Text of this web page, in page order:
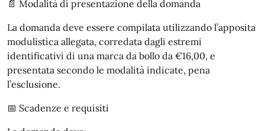
📄 Modalità di presentazione della domanda
La domanda deve essere compilata utilizzando l’apposita
modulistica allegata, corredata dagli estremi
identificativi di una marca da bollo da €16,00, e
presentata secondo le modalità indicate, pena
l’esclusione.
📅 Scadenze e requisiti